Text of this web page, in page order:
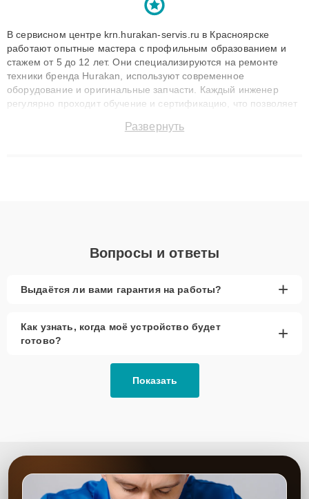
В сервисном центре krn.hurakan-servis.ru в Красноярске
работают опытные мастера с профильным образованием и
стажем от 5 до 12 лет. Они специализируются на ремонте
техники бренда Hurakan, используют современное
оборудование и оригинальные запчасти. Каждый инженер
регулярно проходит обучение и сертификацию, что позволяет
технику с сохранением гарантии до 3 лет. Наши мастера
Развернуть
Вопросы и ответы
Выдаётся ли вами гарантия на работы? +
Как узнать, когда моё устройство будет
готово?
+
Показать